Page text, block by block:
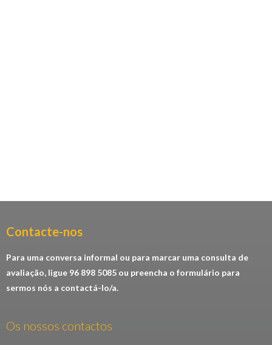
Contacte-nos​
Para uma conversa informal ou para marcar uma consulta de
avaliação, ligue 96 898 5085 ou preencha o formulário para
sermos nós a contactá-lo/a.
Os nossos contactos